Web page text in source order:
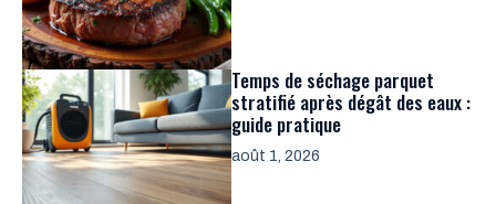
Temps de séchage parquet
stratifié après dégât des eaux :
guide pratique
août 1, 2026